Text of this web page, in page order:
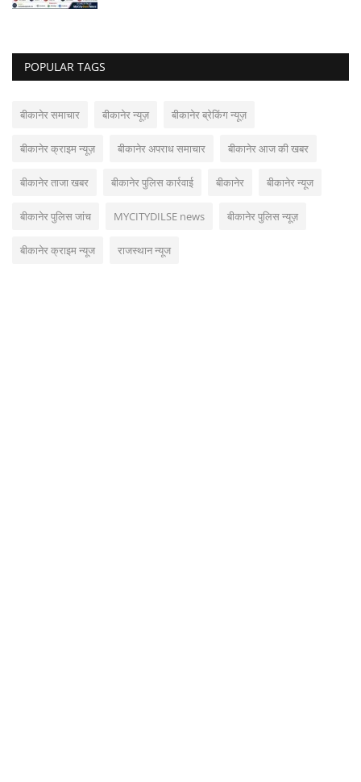
POPULAR TAGS
बीकानेर समाचार बीकानेर न्यूज़ बीकानेर ब्रेकिंग न्यूज़
बीकानेर क्राइम न्यूज़ बीकानेर अपराध समाचार बीकानेर आज की खबर
बीकानेर ताजा खबर बीकानेर पुलिस कार्रवाई बीकानेर बीकानेर न्यूज
बीकानेर पुलिस जांच MYCITYDILSE news बीकानेर पुलिस न्यूज़
बीकानेर क्राइम न्यूज राजस्थान न्यूज